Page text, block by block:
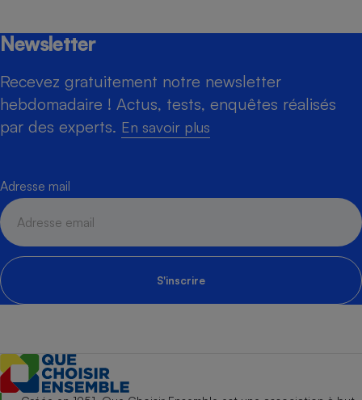
Newsletter
Recevez gratuitement notre newsletter
hebdomadaire ! Actus, tests, enquêtes réalisés
par des experts. En savoir plus
Adresse mail
S'inscrire